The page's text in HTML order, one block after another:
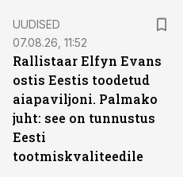
UUDISED
07.08.26, 11:52
Rallistaar Elfyn Evans
ostis Eestis toodetud
aiapaviljoni. Palmako
juht: see on tunnustus
Eesti
tootmiskvaliteedile